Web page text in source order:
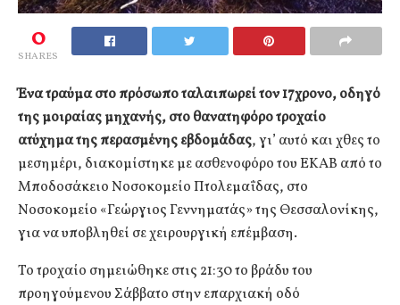
0
SHARES
Ένα τραύμα στο πρόσωπο ταλαιπωρεί τον 17χρονο, οδηγό
της μοιραίας μηχανής, στο θανατηφόρο τροχαίο
ατύχημα της περασμένης εβδομάδας, γι’ αυτό και χθες το
μεσημέρι, διακομίστηκε με ασθενοφόρο του ΕΚΑΒ από το
Μποδοσάκειο Νοσοκομείο Πτολεμαΐδας, στο
Νοσοκομείο «Γεώργιος Γεννηματάς» της Θεσσαλονίκης,
για να υποβληθεί σε χειρουργική επέμβαση.
Το τροχαίο σημειώθηκε στις 21:30 το βράδυ του
προηγούμενου Σάββατο στην επαρχιακή οδό